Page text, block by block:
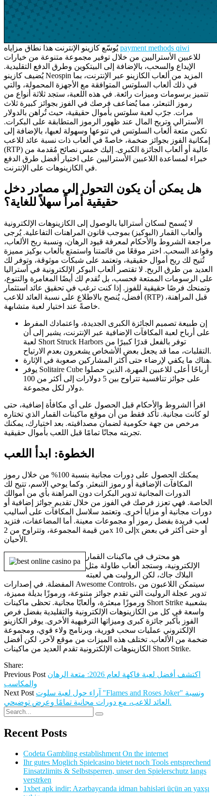
يُوسّع كازينو الإنترنت هذا نطاق مزاياهpayment methods qiwi
للاعبين الأستراليين من خلال توفير مجموعة متنوعة من خيارات
الإيداع والسحب، بالإضافة إلى البيتكوين وطرق الدفع التقليدية.
يُضيف كازينو Neospin المزيد من ألعاب الكازينو عبر الإنترنت، بما
في ذلك ألعاب السلوتس المتوافقة مع الأجهزة المحمولة، والتي
تتميز برسومات وميزات رائعة. في هذه اللعبة، ستجد ثلاثة أنواع من
رموز التبعثر، مما يُضاعف فرصك في الفوز بجوائز كبيرة ثلاث
مرات. جرّب لعبة سلوتس بأموال حقيقية، حيث تُراهن بالدولار
الأسترالي وتربح المال عند ظهور الرموز المتطابقة على البكرات.
تكمن متعة ألعاب السلوتس في تنوعها وسهولة لعبها، بالإضافة إلى
إمكانية الفوز بجوائز ضخمة، خاصةً في ألعاب ذات نسبة عائد للاعب
(RTP) عالية أو ألعاب الجائزة الكبرى. إليك خمس نصائح مُقدمة من
خبراء لمساعدة اللاعبين الأستراليين على اختيار أفضل طرق الدفع
في الكازينوهات على الإنترنت.
هل يمكن أن يكون التحول إلى مصادر دخل
حقيقية أمراً سهلاً للغاية؟
لا يُسمح لسكان أستراليا بالوصول إلى الكازينوهات الإلكترونية
وألعاب القمار (البوكيز) بموجب قانون المراهنات التفاعلية. يُرجى
مراجعة الشروط والأحكام لمعرفة قيود الرهان، ونسبة ربح الألعاب،
وقواعد السحب. اختر موقعًا من قائمتنا واستمتع بألعاب بوكيز مميزة
تُتيح لك ربح أموال حقيقية، وتعتمد على شبكات موثوقة، وتوفر لك
العديد من طرق الربح. لا تقتصر ألعاب البوكر الإلكترونية في أستراليا
على الرسومات الممتعة فحسب، بل تُقدم لك أيضًا المغامرة والتنوع،
وتمنحك فرصًا حقيقية للفوز. إذا كنت ترغب في تحقيق عائد استثمار
أفضل، يُنصح بالاطلاع على نسبة العائد للاعب (RTP) قبل المراهنة،
خاصةً عند اختيار لعبة متشابهة.
إن طبيعة تصميم الجائزة الكبرى الجديدة، واعتمادك المفرط
على أرباح لعبة المكافآت الإضافية عبر الإنترنت، يشير إلى أن
لعبة Short Struck Harbors توفر بالفعل قدرًا كبيرًا من
التقلبات، مما قد يجعل بعض الأشخاص يشعرون بعدم الارتياح.
هناك ما يكفي لإرضاء حتى أكثر المشاركين صعوبة في الإثارة.
يوفر Solitaire Cube أرباحًا أعلى للاعبين المهرة، الذين حصلوا
على جوائز تنافسية تتراوح بين 5 دولارات إلى أكثر من 100
دولار لكل مجموعة.
اقرأ الشروط والأحكام قبل الحصول على أي مكافأة إضافية، حتى
لو كانت مجانية. تأكد فقط من أن موقع ماكينات القمار الذي تختاره
مرخص من جهة حكومية لضمان مصداقيته. بعد اختيارك، يمكنك
تجربته مجانًا تمامًا قبل اللعب بأموال حقيقية.
الخطوة: ابدأ اللعب
يمكنك الحصول على دورات مجانية بنسبة 100% من خلال رموز
المكافآت الإضافية أو رموز التبعثر. وكما يوحي الاسم، تتيح لك
الدورات المجانية تدوير البكرات دون المراهنة بأي من أموالك
الخاصة. فهي تعزز فرصك في الفوز من خلال تقديم جوائز إضافية أو
دورات مجانية أو مزايا أخرى. وتعتمد سلاسل المكافآت على أساليب
لعب فريدة بفضل رموز أو مجموعات معينة. أما المضاعفات، فتزيد
من قيمة المجموعة، وتتراوح من 2x إلى 10x أو حتى أكثر في بعض
الأحيان.
هو محترف في ماكينات القمار
الإلكترونية، وستجد ألعاب طاولة مثل
البلاك جاك، لكن الروليت هي لعبته
المفضلة. في إصدارات Awesome Controls، سيتمكن اللاعبون من
تدوير عجلة الروليت التي تقدم جوائز متنوعة، ورموزًا بديلة مميزة،
ورموزًا مبعثرة، وألعابًا مجانية. تحظى ماكينات Short Strike بشعبية
واسعة في كل من الكازينوهات الإلكترونية والتقليدية بفضل فرص
الفوز بأكبر جائزة كبرى وميزاتها الترفيهية الأخرى. يوفر الكازينو
الإلكتروني عمليات سحب فورية، وبرنامج ولاء قوي، ومجموعة
ضخمة من الألعاب. تختلف هذه الميزات من موقع لآخر، لكن أفضل
الكازينوهات الإلكترونية تقدم العديد من ماكينات Short Strike.
Share:
Previous Post اكتشف أفضل لعبة فاكهة لعام 2026: متعة الرهان
والمكاسب
Next Post آراء حول لعبة سلوت "Flames and Roses Joker" ونسبة
العائد للاعب، مع دورات مجانية تمامًا وعرض توضيحي.
Recent Posts
Codeta Gambling establishment On the internet
Ihr gutes Moglich Spielcasino bietet noch Tools entsprechend
Einsatzlimits & Selbstsperren, unser den Spielerschutz langs
verstrken
1xbet apk indir: Azərbaycanda idman bahisləri üçün ən yaxşı